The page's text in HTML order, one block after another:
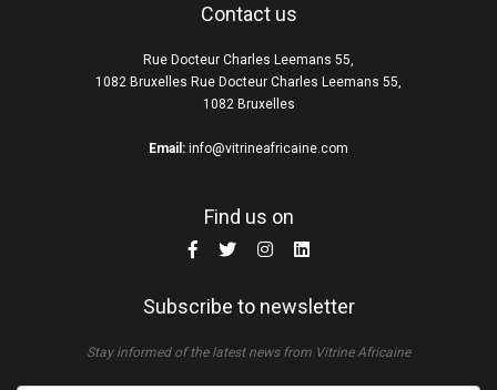
Contact us
Rue Docteur Charles Leemans 55,
1082 Bruxelles Rue Docteur Charles Leemans 55,
1082 Bruxelles
Email: info@vitrineafricaine.com
Find us on
Subscribe to newsletter
Stay informed of the latest news from Vitrine Africaine